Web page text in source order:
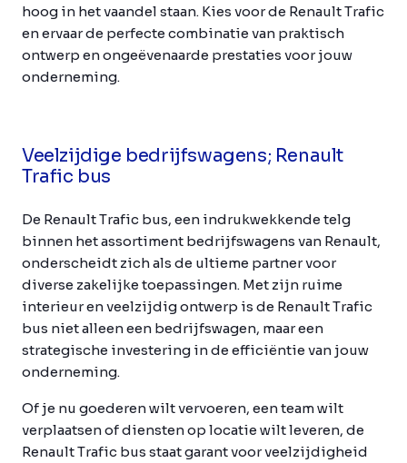
hoog in het vaandel staan. Kies voor de Renault Trafic
en ervaar de perfecte combinatie van praktisch
ontwerp en ongeëvenaarde prestaties voor jouw
onderneming.
Veelzijdige bedrijfswagens; Renault
Trafic bus
De Renault Trafic bus, een indrukwekkende telg
binnen het assortiment bedrijfswagens van Renault,
onderscheidt zich als de ultieme partner voor
diverse zakelijke toepassingen. Met zijn ruime
interieur en veelzijdig ontwerp is de Renault Trafic
bus niet alleen een bedrijfswagen, maar een
strategische investering in de efficiëntie van jouw
onderneming.
Of je nu goederen wilt vervoeren, een team wilt
verplaatsen of diensten op locatie wilt leveren, de
Renault Trafic bus staat garant voor veelzijdigheid